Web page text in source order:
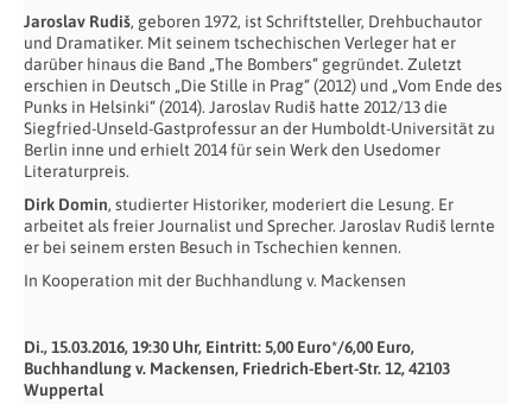
Jaroslav Rudiš, geboren 1972, ist Schriftsteller, Drehbuchautor
und Dramatiker. Mit seinem tschechischen Verleger hat er
darüber hinaus die Band „The Bombers“ gegründet. Zuletzt
erschien in Deutsch „Die Stille in Prag“ (2012) und „Vom Ende des
Punks in Helsinki“ (2014). Jaroslav Rudiš hatte 2012/13 die
Siegfried-Unseld-Gastprofessur an der Humboldt-Universität zu
Berlin inne und erhielt 2014 für sein Werk den Usedomer
Literaturpreis.
Dirk Domin, studierter Historiker, moderiert die Lesung. Er
arbeitet als freier Journalist und Sprecher. Jaroslav Rudiš lernte
er bei seinem ersten Besuch in Tschechien kennen.
In Kooperation mit der Buchhandlung v. Mackensen
Di., 15.03.2016, 19:30 Uhr, Eintritt: 5,00 Euro*/6,00 Euro,
Buchhandlung v. Mackensen, Friedrich-Ebert-Str. 12, 42103
Wuppertal